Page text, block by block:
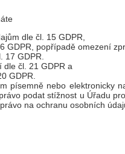
dle čl. 15 GDPR,
GDPR, popřípadě omezení
17 GDPR.
dle čl. 21 GDPR a
GDPR.
písemně nebo elektronicky
podat stížnost u Úřadu
na ochranu osobních